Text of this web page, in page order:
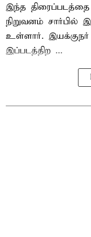
இந்த
நிறுவனம் சார்பில்
உள்ளார்.
இப்படத்திற ...